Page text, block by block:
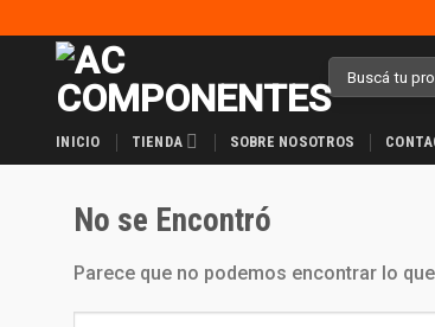
to
por:
INICIO TIENDA SOBRE NOSOTROS
No se Encontró
Parece que no podemos encontrar lo